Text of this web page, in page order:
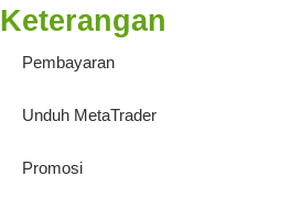
Keterangan
Pembayaran
Unduh MetaTrader
Promosi